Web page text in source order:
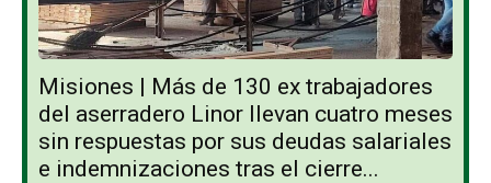
Misiones | Más de 130 ex trabajadores
del aserradero Linor llevan cuatro meses
sin respuestas por sus deudas salariales
e indemnizaciones tras el cierre...